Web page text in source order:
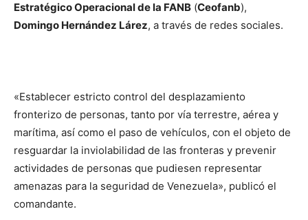
Estratégico Operacional de la FANB (Ceofanb),
Domingo Hernández Lárez, a través de redes sociales.
«Establecer estricto control del desplazamiento
fronterizo de personas, tanto por vía terrestre, aérea y
marítima, así como el paso de vehículos, con el objeto de
resguardar la inviolabilidad de las fronteras y prevenir
actividades de personas que pudiesen representar
amenazas para la seguridad de Venezuela», publicó el
comandante.